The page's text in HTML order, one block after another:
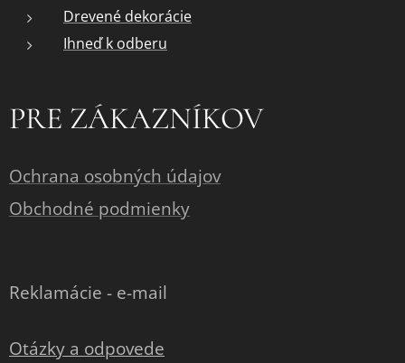
Drevené dekorácie
Ihneď k odberu
PRE ZÁKAZNÍKOV
Ochrana osobných údajov
Obchodné podmienky
Reklamácie - e-mail
Otázky a odpovede